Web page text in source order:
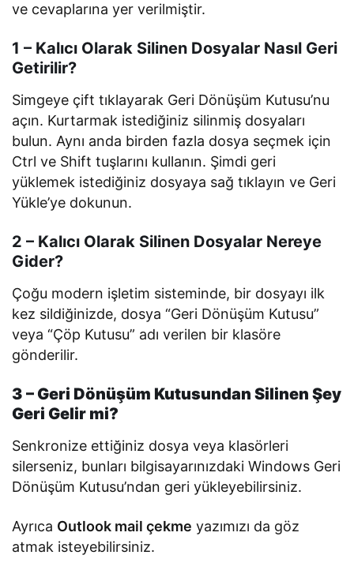
ve cevaplarına yer verilmiştir.
1 – Kalıcı Olarak Silinen Dosyalar Nasıl Geri
Getirilir?
Simgeye çift tıklayarak Geri Dönüşüm Kutusu’nu
açın. Kurtarmak istediğiniz silinmiş dosyaları
bulun. Aynı anda birden fazla dosya seçmek için
Ctrl ve Shift tuşlarını kullanın. Şimdi geri
yüklemek istediğiniz dosyaya sağ tıklayın ve Geri
Yükle’ye dokunun.
2 – Kalıcı Olarak Silinen Dosyalar Nereye
Gider?
Çoğu modern işletim sisteminde, bir dosyayı ilk
kez sildiğinizde, dosya “Geri Dönüşüm Kutusu”
veya “Çöp Kutusu” adı verilen bir klasöre
gönderilir.
3 – Geri Dönüşüm Kutusundan Silinen Şey
Geri Gelir mi?
Senkronize ettiğiniz dosya veya klasörleri
silerseniz, bunları bilgisayarınızdaki Windows Geri
Dönüşüm Kutusu’ndan geri yükleyebilirsiniz.
Ayrıca Outlook mail çekme yazımızı da göz
atmak isteyebilirsiniz.